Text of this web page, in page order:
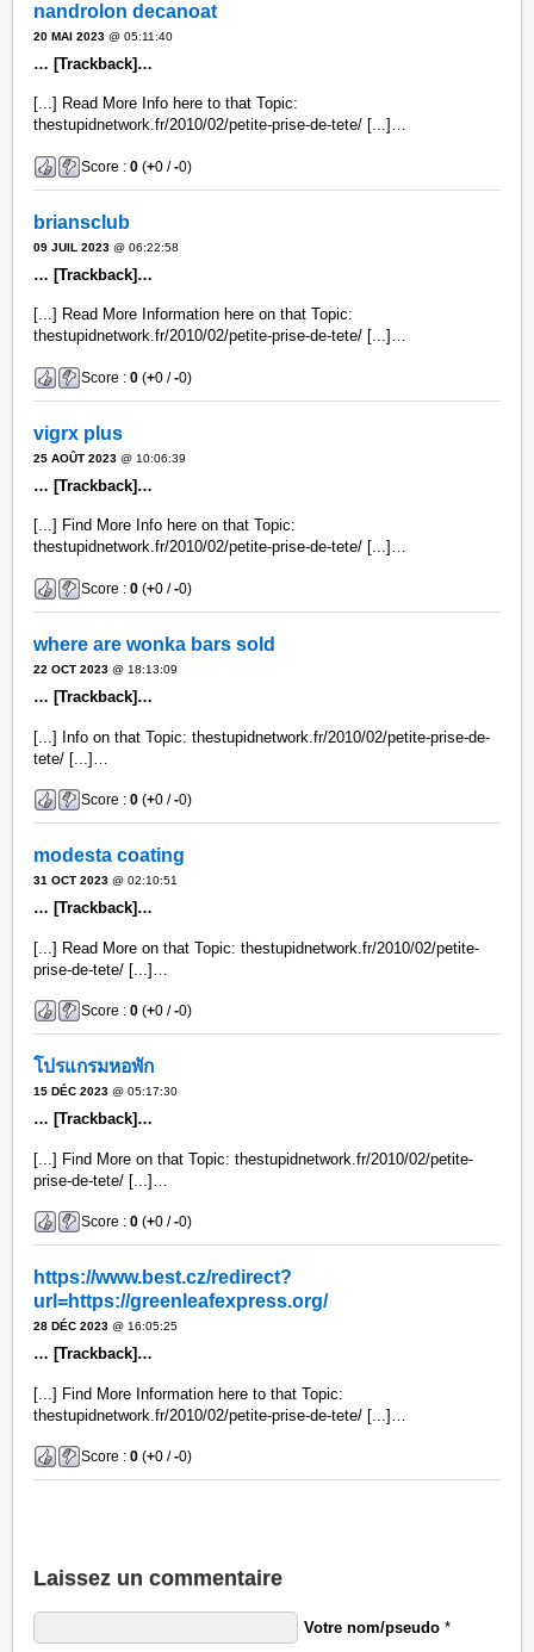
nandrolon decanoat
20 MAI 2023 @ 05:11:40
… [Trackback]…
[...] Read More Info here to that Topic:
thestupidnetwork.fr/2010/02/petite-prise-de-tete/ [...]…
Score :0 (+0 /-0)
briansclub
09 JUIL 2023 @ 06:22:58
… [Trackback]…
[...] Read More Information here on that Topic:
thestupidnetwork.fr/2010/02/petite-prise-de-tete/ [...]…
Score :0 (+0 /-0)
vigrx plus
25 AOÛT 2023 @ 10:06:39
… [Trackback]…
[...] Find More Info here on that Topic:
thestupidnetwork.fr/2010/02/petite-prise-de-tete/ [...]…
Score :0 (+0 /-0)
where are wonka bars sold​
22 OCT 2023 @ 18:13:09
… [Trackback]…
[...] Info on that Topic: thestupidnetwork.fr/2010/02/petite-prise-de-
tete/ [...]…
Score :0 (+0 /-0)
modesta coating
31 OCT 2023 @ 02:10:51
… [Trackback]…
[...] Read More on that Topic: thestupidnetwork.fr/2010/02/petite-
prise-de-tete/ [...]…
Score :0 (+0 /-0)
โปรแกรมหอพัก
15 DÉC 2023 @ 05:17:30
… [Trackback]…
[...] Find More on that Topic: thestupidnetwork.fr/2010/02/petite-
prise-de-tete/ [...]…
Score :0 (+0 /-0)
https://www.best.cz/redirect?
url=https://greenleafexpress.org/
28 DÉC 2023 @ 16:05:25
… [Trackback]…
[...] Find More Information here to that Topic:
thestupidnetwork.fr/2010/02/petite-prise-de-tete/ [...]…
Score :0 (+0 /-0)
Laissez un commentaire
Votre nom/pseudo *